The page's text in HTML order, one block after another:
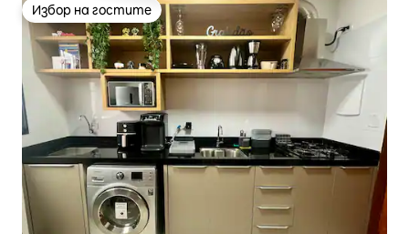
Избор на гостите
Избор на гостите